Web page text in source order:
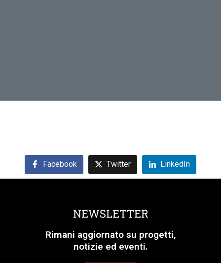
Facebook Twitter LinkedIn
NEWSLETTER
Rimani aggiornato su progetti,
notizie ed eventi.